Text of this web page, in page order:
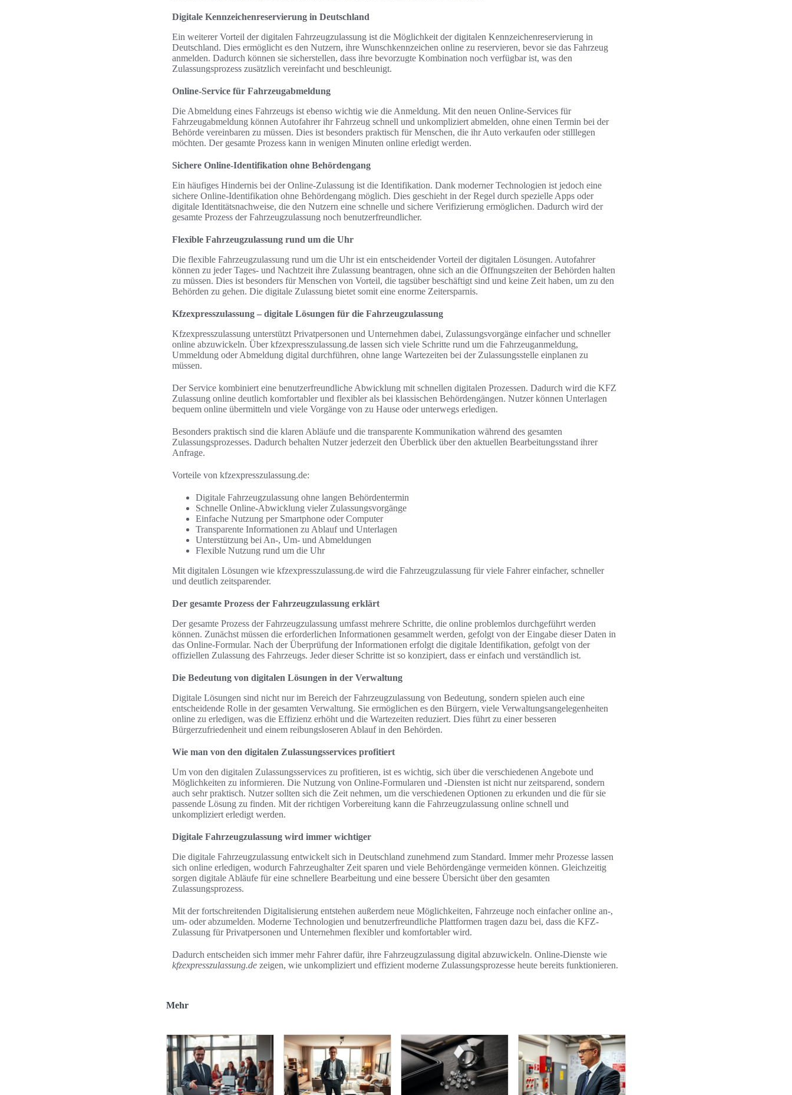
Digitale Kennzeichenreservierung in Deutschland
Ein weiterer Vorteil der digitalen Fahrzeugzulassung ist die Möglichkeit der digitalen Kennzeichenreservierung in
Deutschland. Dies ermöglicht es den Nutzern, ihre Wunschkennzeichen online zu reservieren, bevor sie das Fahrzeug
anmelden. Dadurch können sie sicherstellen, dass ihre bevorzugte Kombination noch verfügbar ist, was den
Zulassungsprozess zusätzlich vereinfacht und beschleunigt.
Online-Service für Fahrzeugabmeldung
Die Abmeldung eines Fahrzeugs ist ebenso wichtig wie die Anmeldung. Mit den neuen Online-Services für
Fahrzeugabmeldung können Autofahrer ihr Fahrzeug schnell und unkompliziert abmelden, ohne einen Termin bei der
Behörde vereinbaren zu müssen. Dies ist besonders praktisch für Menschen, die ihr Auto verkaufen oder stilllegen
möchten. Der gesamte Prozess kann in wenigen Minuten online erledigt werden.
Sichere Online-Identifikation ohne Behördengang
Ein häufiges Hindernis bei der Online-Zulassung ist die Identifikation. Dank moderner Technologien ist jedoch eine
sichere Online-Identifikation ohne Behördengang möglich. Dies geschieht in der Regel durch spezielle Apps oder
digitale Identitätsnachweise, die den Nutzern eine schnelle und sichere Verifizierung ermöglichen. Dadurch wird der
gesamte Prozess der Fahrzeugzulassung noch benutzerfreundlicher.
Flexible Fahrzeugzulassung rund um die Uhr
Die flexible Fahrzeugzulassung rund um die Uhr ist ein entscheidender Vorteil der digitalen Lösungen. Autofahrer
können zu jeder Tages- und Nachtzeit ihre Zulassung beantragen, ohne sich an die Öffnungszeiten der Behörden halten
zu müssen. Dies ist besonders für Menschen von Vorteil, die tagsüber beschäftigt sind und keine Zeit haben, um zu den
Behörden zu gehen. Die digitale Zulassung bietet somit eine enorme Zeitersparnis.
Kfzexpresszulassung – digitale Lösungen für die Fahrzeugzulassung
Kfzexpresszulassung unterstützt Privatpersonen und Unternehmen dabei, Zulassungsvorgänge einfacher und schneller
online abzuwickeln. Über kfzexpresszulassung.de lassen sich viele Schritte rund um die Fahrzeuganmeldung,
Ummeldung oder Abmeldung digital durchführen, ohne lange Wartezeiten bei der Zulassungsstelle einplanen zu
müssen.
Der Service kombiniert eine benutzerfreundliche Abwicklung mit schnellen digitalen Prozessen. Dadurch wird die KFZ
Zulassung online deutlich komfortabler und flexibler als bei klassischen Behördengängen. Nutzer können Unterlagen
bequem online übermitteln und viele Vorgänge von zu Hause oder unterwegs erledigen.
Besonders praktisch sind die klaren Abläufe und die transparente Kommunikation während des gesamten
Zulassungsprozesses. Dadurch behalten Nutzer jederzeit den Überblick über den aktuellen Bearbeitungsstand ihrer
Anfrage.
Vorteile von kfzexpresszulassung.de:
Digitale Fahrzeugzulassung ohne langen Behördentermin
Schnelle Online-Abwicklung vieler Zulassungsvorgänge
Einfache Nutzung per Smartphone oder Computer
Transparente Informationen zu Ablauf und Unterlagen
Unterstützung bei An-, Um- und Abmeldungen
Flexible Nutzung rund um die Uhr
Mit digitalen Lösungen wie kfzexpresszulassung.de wird die Fahrzeugzulassung für viele Fahrer einfacher, schneller
und deutlich zeitsparender.
Der gesamte Prozess der Fahrzeugzulassung erklärt
Der gesamte Prozess der Fahrzeugzulassung umfasst mehrere Schritte, die online problemlos durchgeführt werden
können. Zunächst müssen die erforderlichen Informationen gesammelt werden, gefolgt von der Eingabe dieser Daten in
das Online-Formular. Nach der Überprüfung der Informationen erfolgt die digitale Identifikation, gefolgt von der
offiziellen Zulassung des Fahrzeugs. Jeder dieser Schritte ist so konzipiert, dass er einfach und verständlich ist.
Die Bedeutung von digitalen Lösungen in der Verwaltung
Digitale Lösungen sind nicht nur im Bereich der Fahrzeugzulassung von Bedeutung, sondern spielen auch eine
entscheidende Rolle in der gesamten Verwaltung. Sie ermöglichen es den Bürgern, viele Verwaltungsangelegenheiten
online zu erledigen, was die Effizienz erhöht und die Wartezeiten reduziert. Dies führt zu einer besseren
Bürgerzufriedenheit und einem reibungsloseren Ablauf in den Behörden.
Wie man von den digitalen Zulassungsservices profitiert
Um von den digitalen Zulassungsservices zu profitieren, ist es wichtig, sich über die verschiedenen Angebote und
Möglichkeiten zu informieren. Die Nutzung von Online-Formularen und -Diensten ist nicht nur zeitsparend, sondern
auch sehr praktisch. Nutzer sollten sich die Zeit nehmen, um die verschiedenen Optionen zu erkunden und die für sie
passende Lösung zu finden. Mit der richtigen Vorbereitung kann die Fahrzeugzulassung online schnell und
unkompliziert erledigt werden.
Digitale Fahrzeugzulassung wird immer wichtiger
Die digitale Fahrzeugzulassung entwickelt sich in Deutschland zunehmend zum Standard. Immer mehr Prozesse lassen
sich online erledigen, wodurch Fahrzeughalter Zeit sparen und viele Behördengänge vermeiden können. Gleichzeitig
sorgen digitale Abläufe für eine schnellere Bearbeitung und eine bessere Übersicht über den gesamten
Zulassungsprozess.
Mit der fortschreitenden Digitalisierung entstehen außerdem neue Möglichkeiten, Fahrzeuge noch einfacher online an-,
um- oder abzumelden. Moderne Technologien und benutzerfreundliche Plattformen tragen dazu bei, dass die KFZ-
Zulassung für Privatpersonen und Unternehmen flexibler und komfortabler wird.
Dadurch entscheiden sich immer mehr Fahrer dafür, ihre Fahrzeugzulassung digital abzuwickeln. Online-Dienste wie
kfzexpresszulassung.de zeigen, wie unkompliziert und effizient moderne Zulassungsprozesse heute bereits funktionieren.
Mehr